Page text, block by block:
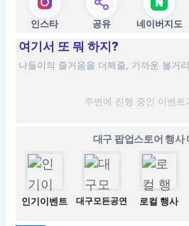
인스타 공유 네이버지도
여기서 또 뭐 하지?
나들이의 즐거움을 더해줄, 가까운 볼거
주변에 진행 중인 이벤트
대구 팝업스토어 행사
인기이벤트 대구모든공연 로컬 행사